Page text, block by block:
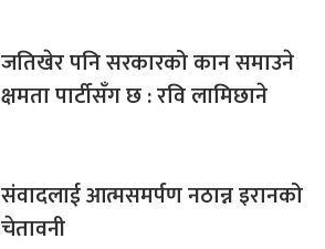
जतिखेर पनि सरकारको कान समाउने
क्षमता पार्टीसँग छ : रवि लामिछाने
संवादलाई आत्मसमर्पण नठान्न इरानको
चेतावनी